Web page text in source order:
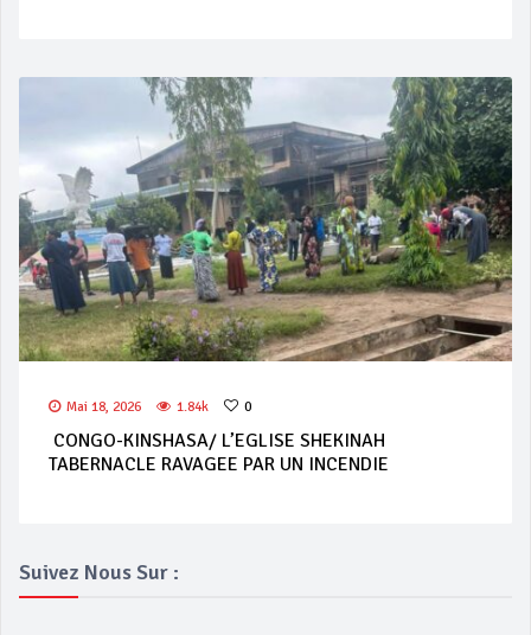
Mai 18, 2026 1.84k 0
CONGO-KINSHASA/ L’EGLISE SHEKINAH
TABERNACLE RAVAGEE PAR UN INCENDIE
Suivez Nous Sur :